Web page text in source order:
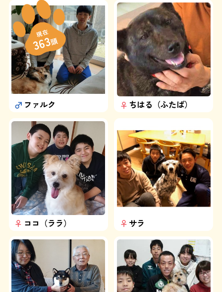
里親になるには
里親が見つかりました
よくある質問
SHOP
ブログ
協賛企業について
現在
363頭
ファルク ちはる（ふたば）
ココ（ララ） サラ